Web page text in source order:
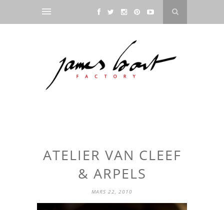
ATELIER VAN CLEEF
& ARPELS
MARS 22, 2010